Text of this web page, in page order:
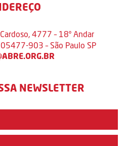
4777 – 18º Andar
903 – São Paulo SP
NEWSLETTER